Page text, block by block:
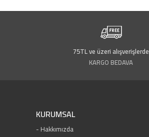
75TL ve üzeri alışverişlerde
KARGO BEDAVA
KURUMSAL
Hakkımızda